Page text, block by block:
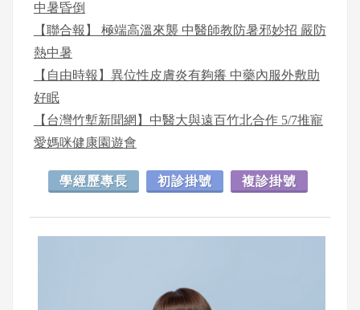
中暑昏倒
【聯合報】 極端高溫來襲 中醫師教防暑邪妙招 嚴防
熱中暑
【自由時報】異位性皮膚炎有夠癢 中藥內服外敷助
好眠
【台灣竹塹新聞網】中醫大與遠百竹北合作 5/7推寵
愛媽咪健康園遊會
學經歷專長 初診掛號 複診掛號